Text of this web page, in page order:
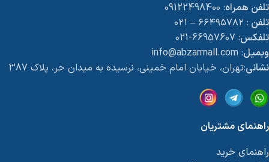
تلفن همراه: 09122498400
تلفن : ۶۶۴۹۵۷۸۲ – ۰۲۱
تلفکس: 66957607-021
وبمیل: info@abzarmall.com
نشانی:تهران، خیابان امام خمینی، نرسیده به میدان حر، پلاک 387
راهنمای مشتریان
راهنمای خرید